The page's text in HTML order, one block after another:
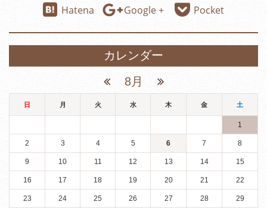
Hatena
Google + Pocket
カレンダー
8月
日 月 火 水 木 金 土
1
2 3 4 5 6 7 8
9 10 11 12 13 14 15
16 17 18 19 20 21 22
23 24 25 26 27 28 29